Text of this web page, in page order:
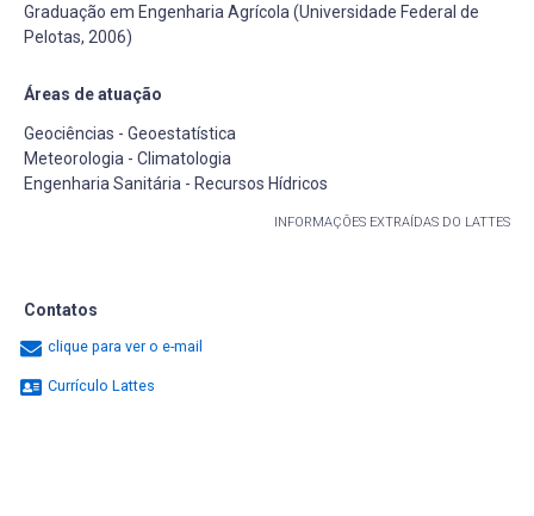
Graduação em Engenharia Agrícola (Universidade Federal de
Pelotas, 2006)
Áreas de atuação
Geociências - Geoestatística
Meteorologia - Climatologia
Engenharia Sanitária - Recursos Hídricos
INFORMAÇÕES EXTRAÍDAS DO LATTES
Contatos
clique para ver o e-mail
Currículo Lattes